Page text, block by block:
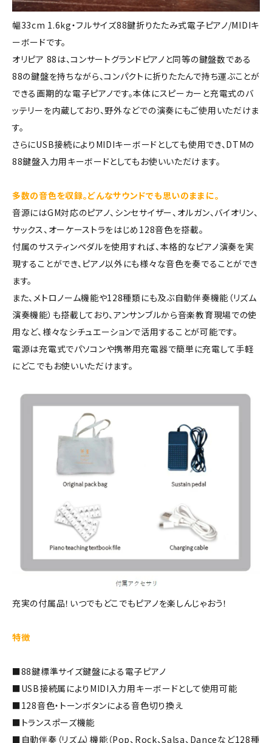
幅33cm 1.6kg・フルサイズ88鍵折りたたみ式電子ピアノ/MIDIキ
ーボードです。
オリピア 88は、コンサートグランドピアノと同等の鍵盤数である
88の鍵盤を持ちながら、コンパクトに折りたたんで持ち運ぶことが
できる画期的な電子ピアノです。本体にスピーカーと充電式のバ
ッテリーを内蔵しており、野外などでの演奏にもご使用いただけま
す。
さらにUSB接続によりMIDIキーボードとしても使用でき、DTMの
88鍵盤入力用キーボードとしてもお使いいただけます。
多数の音色を収録。どんなサウンドでも思いのままに。
音源にはGM対応のピアノ、シンセサイザー、オルガン、バイオリン、
サックス、オーケーストラをはじめ128音色を搭載。
付属のサスティンペダルを使用すれば、本格的なピアノ演奏を実
現することができ、ピアノ以外にも様々な音色を奏でることができ
ます。
また、メトロノーム機能や128種類にも及ぶ自動伴奏機能（リズム
演奏機能）も搭載しており、アンサンブルから音楽教育現場での使
用など、様々なシチュエーションで活用することが可能です。
電源は充電式でパソコンや携帯用充電器で簡単に充電して手軽
にどこでもお使いいただけます。
充実の付属品！いつでもどこでもピアノを楽しんじゃおう！
特徴
■88鍵標準サイズ鍵盤による電子ピアノ
■USB接続属によりMIDI入力用キーボードとして使用可能
■128音色・トーンボタンによる音色切り換え
■トランスポーズ機能
■自動伴奏（リズム）機能（Pop、Rock、Salsa、Danceなど128種